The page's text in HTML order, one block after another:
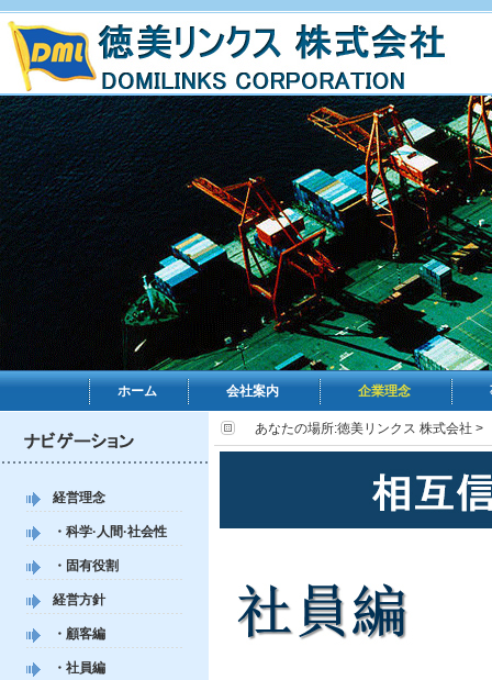
ホーム 会社案内 企業理念
経営理念
・科学·人間·社会性
・固有役割
経営方針
・顧客編
・社員編
あなたの場所:徳美リンクス 株式会社 >